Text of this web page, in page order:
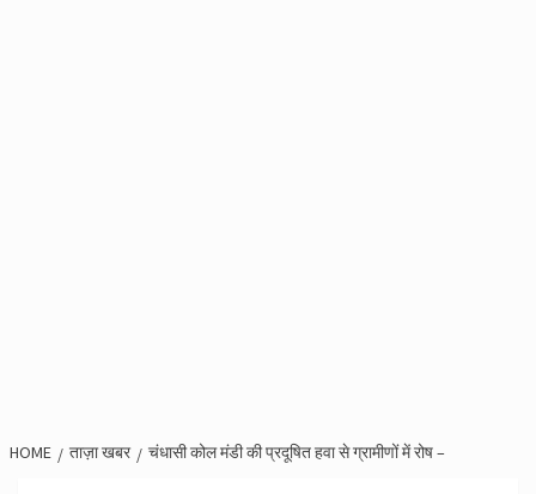
HOME ताज़ा खबर चंधासी कोल मंडी की प्रदूषित हवा से ग्रामीणों में रोष –